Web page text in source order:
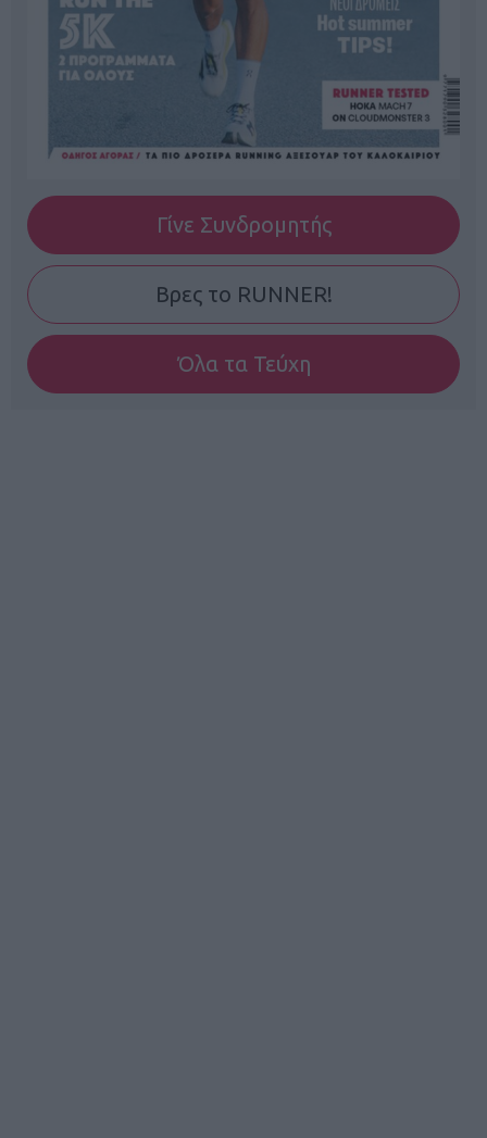
Γίνε Συνδρομητής
Βρες το RUNNER!
Όλα τα Τεύχη